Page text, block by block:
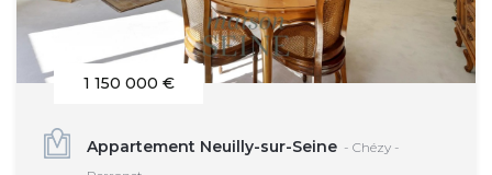
1 150 000 €
Appartement Neuilly-sur-Seine - Chézy -